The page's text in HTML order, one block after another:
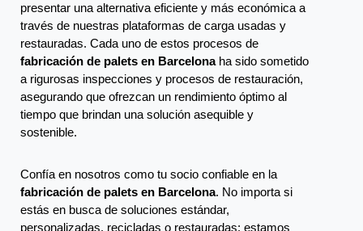
presentar una alternativa eficiente y más económica a
través de nuestras plataformas de carga usadas y
restauradas. Cada uno de estos procesos de
fabricación de palets en Barcelonaha sido sometido
a rigurosas inspecciones y procesos de restauración,
asegurando que ofrezcan un rendimiento óptimo al
tiempo que brindan una solución asequible y
sostenible.
Confía en nosotros como tu socio confiable en la
fabricación de palets en Barcelona. No importa si
estás en busca de soluciones estándar,
personalizadas, recicladas o restauradas; estamos